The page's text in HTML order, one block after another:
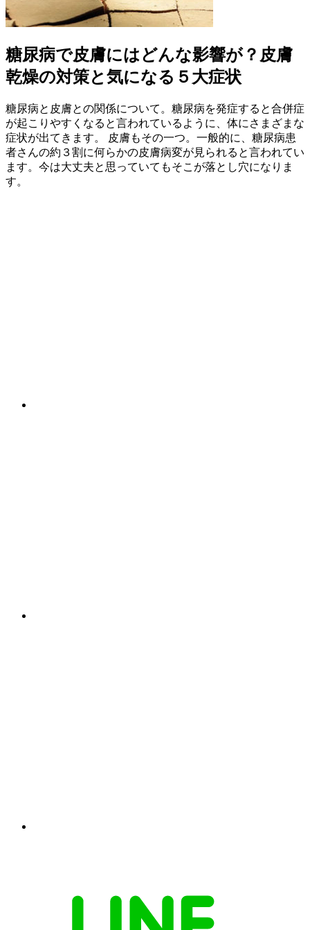
糖尿病で皮膚にはどんな影響が？皮膚
乾燥の対策と気になる５大症状
糖尿病と皮膚との関係について。糖尿病を発症すると合併症
が起こりやすくなると言われているように、体にさまざまな
症状が出てきます。 皮膚もその一つ。一般的に、糖尿病患
者さんの約３割に何らかの皮膚病変が見られると言われてい
ます。今は大丈夫と思っていてもそこが落とし穴になりま
す。